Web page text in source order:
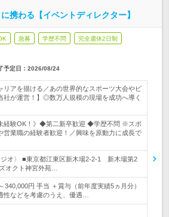
携わる【イベントディレクター】
急募 学歴不問 完全週休2日制
予定日： 2026/08/24
リアを描ける／あの世界的なスポーツ大会やビ
社が運営！】◎数万人規模の現場を成功へ導く
経験OK！》◆第二新卒歓迎 ◆学歴不問 ※スポ
営業職の経験者歓迎！／興味を原動力に成長で
ジオ〉 ■東京都江東区新木場2-2-1 新木場第2
オクト神宮外苑…
340,000円 手当 ＋賞与（前年度実績5ヵ月分）
などを考慮のうえ、優遇…